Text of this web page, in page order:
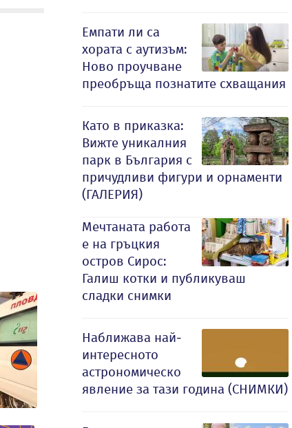
Емпати ли са
хората с аутизъм:
Ново проучване
преобръща познатите схващания
Като в приказка:
Вижте уникалния
парк в България с
причудливи фигури и орнаменти
(ГАЛЕРИЯ)
Мечтаната работа
е на гръцкия
остров Сирос:
Галиш котки и публикуваш
сладки снимки
Наближава най-
интересното
астрономическо
явление за тази година (СНИМКИ)